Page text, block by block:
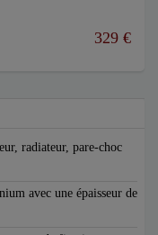
329 €
radiateur, pare-choc
avec une épaisseur de